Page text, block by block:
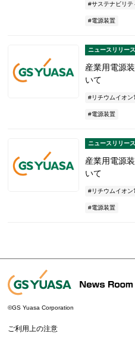
サステナビリテ
電源装置
ニュースリリース
産業用電源
いて
リチウムイオン
電源装置
ニュースリリース
産業用電源
いて
リチウムイオン
電源装置
©GS Yuasa Corporation
ご利用上の注意